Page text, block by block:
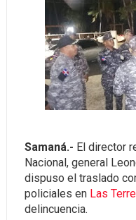
Samaná.- El director
Nacional, general
dispuso el traslado
policiales en Las
delincuencia.